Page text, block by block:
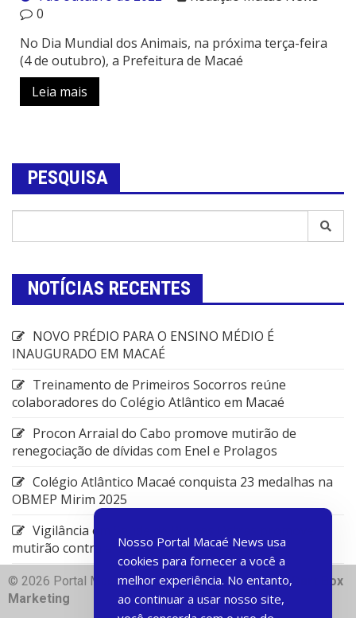
0
No Dia Mundial dos Animais, na próxima terça-feira
(4 de outubro), a Prefeitura de Macaé
Leia mais
PESQUISA
NOTÍCIAS RECENTES
NOVO PRÉDIO PARA O ENSINO MÉDIO É
INAUGURADO EM MACAÉ
Treinamento de Primeiros Socorros reúne
colaboradores do Colégio Atlântico em Macaé
Procon Arraial do Cabo promove mutirão de
renegociação de dívidas com Enel e Prolagos
Colégio Atlântico Macaé conquista 23 medalhas na
OBMEP Mirim 2025
Vigilância em Saúde de Rio das Ostras promove
mutirão contra arboviroses
© 2026 Portal Macae News | Desenvolvido com♥
Dart Box
Marketing
Nosso Portal Macaé News usa
cookies para fornecer a você a
melhor experiência. No entanto,
ao continuar a usar nosso site,